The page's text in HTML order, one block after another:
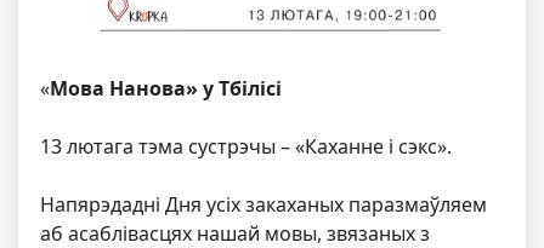
«Мова Нанова» у Тбілісі
13 лютага тэма сустрэчы – «Каханне і сэкс».
Напярэдадні Дня усіх закаханых паразмаўляем
аб асаблівасцях нашай мовы, звязаных з